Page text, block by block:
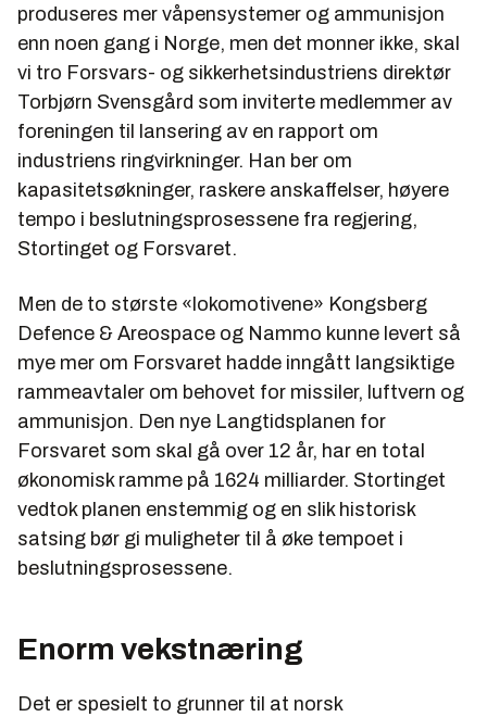
produseres mer våpensystemer og ammunisjon
enn noen gang i Norge, men det monner ikke, skal
vi tro Forsvars- og sikkerhetsindustriens direktør
Torbjørn Svensgård som inviterte medlemmer av
foreningen til lansering av en rapport om
industriens ringvirkninger. Han ber om
kapasitetsøkninger, raskere anskaffelser, høyere
tempo i beslutningsprosessene fra regjering,
Stortinget og Forsvaret.
Men de to største «lokomotivene» Kongsberg
Defence & Areospace og Nammo kunne levert så
mye mer om Forsvaret hadde inngått langsiktige
rammeavtaler om behovet for missiler, luftvern og
ammunisjon. Den nye Langtidsplanen for
Forsvaret som skal gå over 12 år, har en total
økonomisk ramme på 1624 milliarder. Stortinget
vedtok planen enstemmig og en slik historisk
satsing bør gi muligheter til å øke tempoet i
beslutningsprosessene.
Enorm vekstnæring
Det er spesielt to grunner til at norsk